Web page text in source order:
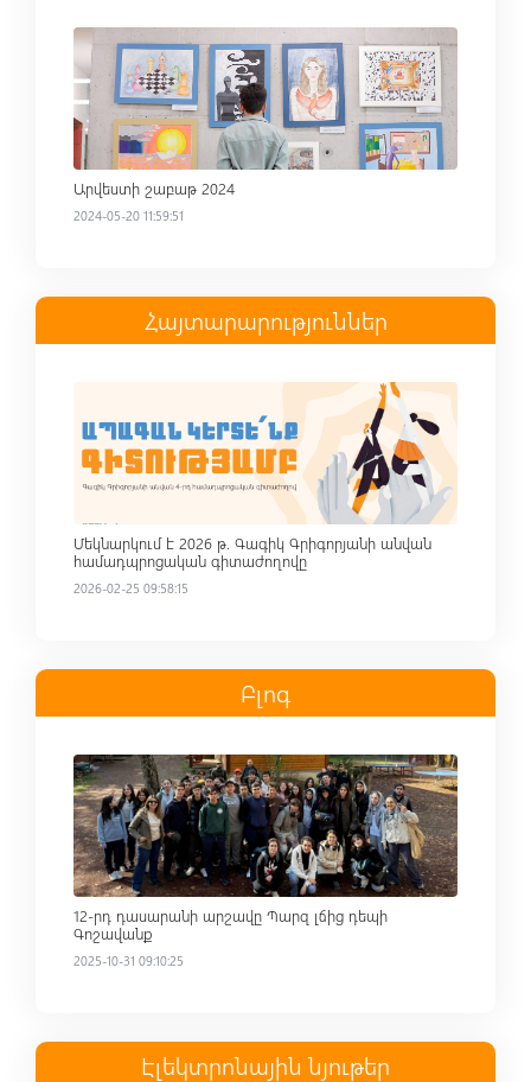
Read more
Արվեստի շաբաթ 2024
2024-05-20 11:59:51
Հայտարարություններ
Մեկնարկում է 2026 թ. Գագիկ Գրիգորյանի անվան
համադպրոցական գիտաժողովը
2026-02-25 09:58:15
Բլոգ
Read more
12-րդ դասարանի արշավը Պարզ լճից դեպի
Գոշավանք
2025-10-31 09:10:25
Էլեկտրոնային նյութեր